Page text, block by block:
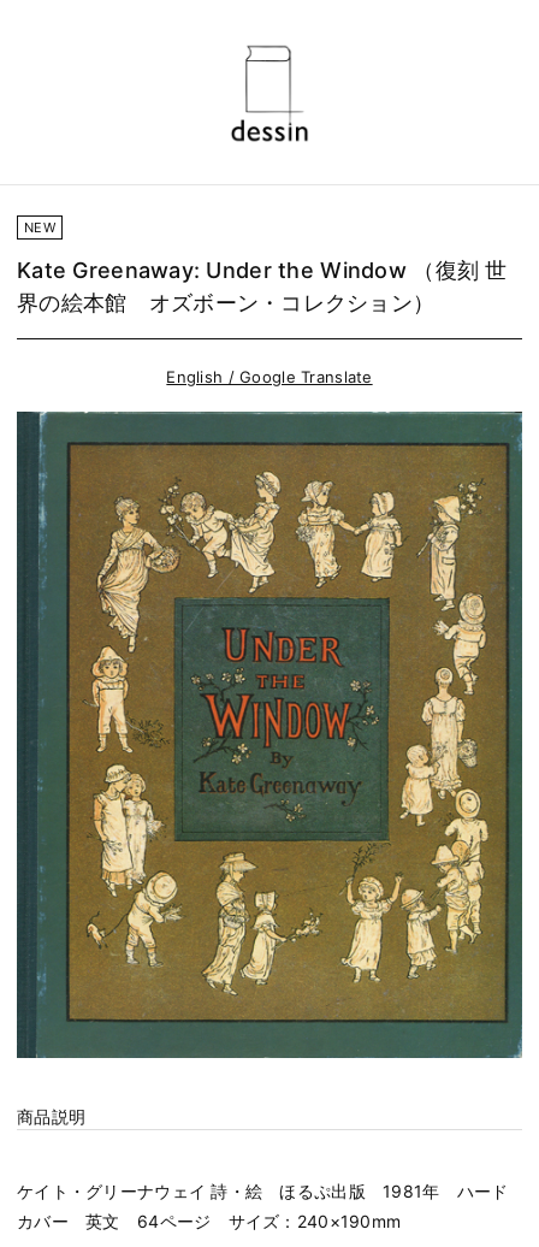
NEW
Kate Greenaway: Under the Window （復刻 世
界の絵本館 オズボーン・コレクション）
English / Google Translate
商品説明
ケイト・グリーナウェイ 詩・絵 ほるぷ出版 1981年 ハード
カバー 英文 64ページ サイズ：240×190mm